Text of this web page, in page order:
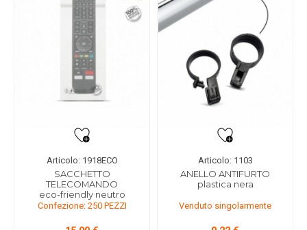
Articolo: 1918ECO
SACCHETTO
TELECOMANDO
eco-friendly neutro
Confezione: 250 PEZZI
Articolo: 1103
ANELLO ANTIFURTO
plastica nera
Venduto singolarmente